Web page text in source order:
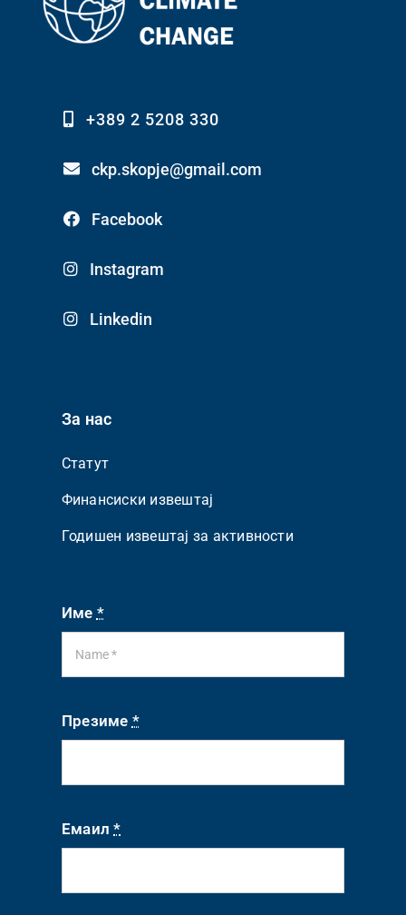
+389 2 5208 330
ckp.skopje@gmail.com
Facebook
Instagram
Linkedin
За нас
Статут
Финансиски извештај
Годишен извештај за активности
Име *
Презиме *
Емаил*